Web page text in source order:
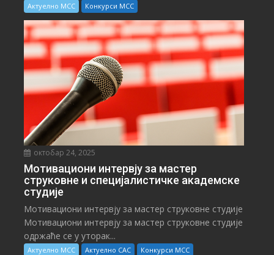
Актуелно МСС Конкурси МСС
октобар 24, 2025
Мотивациони интервју за мастер
струковне и специјалистичке академске
студије
Мотивациони интервју за мастер струковне студије
Мотивациони интервју за мастер струковне студије
одржаће се у уторак...
Актуелно МСС Актуелно САС
Конкурси МСС